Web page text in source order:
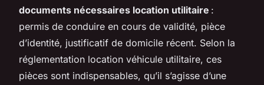
documents nécessaires location utilitaire :
permis de conduire en cours de validité, pièce
d’identité, justificatif de domicile récent. Selon la
réglementation location véhicule utilitaire, ces
pièces sont indispensables, qu’il s’agisse d’une